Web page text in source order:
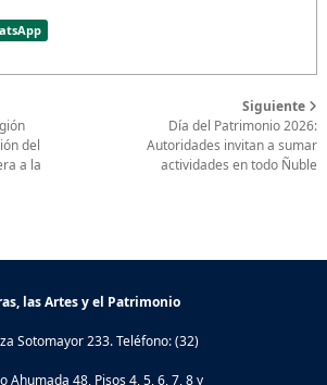
del
a la
Siguiente
Día del Patrimonio 2026:
Autoridades invitan a sumar
actividades en todo Ñuble
las Artes y el Patrimonio
Sotomayor 233. Teléfono: (32)
Ahumada 48, Pisos 4, 5, 6, 7, 8 y